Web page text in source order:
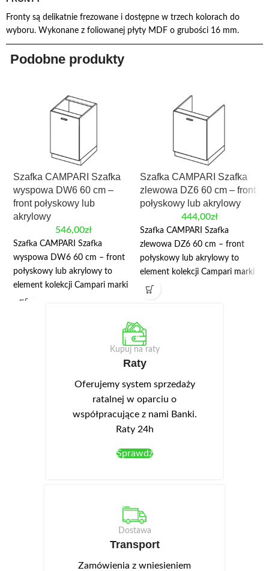
Fronty są delikatnie frezowane i dostępne w trzech kolorach do
wyboru. Wykonane z foliowanej płyty MDF o grubości 16 mm.
Podobne produkty
Szafka CAMPARI Szafka
wyspowa DW6 60 cm –
front połyskowy lub
akrylowy
546,00zł
Szafka CAMPARI Szafka
wyspowa DW6 60 cm – front
połyskowy lub akrylowy to
element kolekcji Campari marki
Layman, przeznaczony do
82/87 cm. W danych produktu
front akrylowy. Pojemna szafka
Szafka CAMPARI Szafka
zlewowa DZ6 60 cm – front
połyskowy lub akrylowy
444,00zł
Szafka CAMPARI Szafka
zlewowa DZ6 60 cm – front
połyskowy lub akrylowy to
element kolekcji Campari marki
Layman, przeznaczony do
modułowej zabudowy kuchni.
szerokość 60 cm, wysokość
82/87 cm. W danych produktu
wskazano: płyta laminowana,
front akrylowy. Jednodrzwiowa
szafka pod zlewozmywak DZ6.
Kupuj na raty
Raty
Oferujemy system sprzedaży
ratalnej w oparciu o
współpracujące z nami Banki.
Raty 24h
Sprawdź
Dostawa
Transport
Zamówienia z wniesieniem